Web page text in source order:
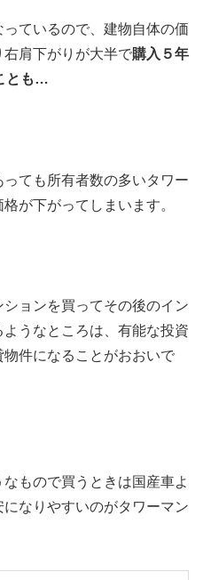
ているので、建物自体の価
肩下がりが大半で購入５年
とも…
ても所有者数の多いタワー
が下がってしまいます。
ョンを買ってその後のイン
うなところは、有能な投資
件になることがおおいで
もので買うときは国産車よ
なりやすいのがタワーマン